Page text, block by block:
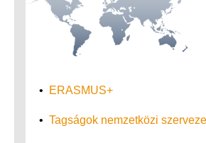
• ERASMUS+
• Tagságok nemzetközi